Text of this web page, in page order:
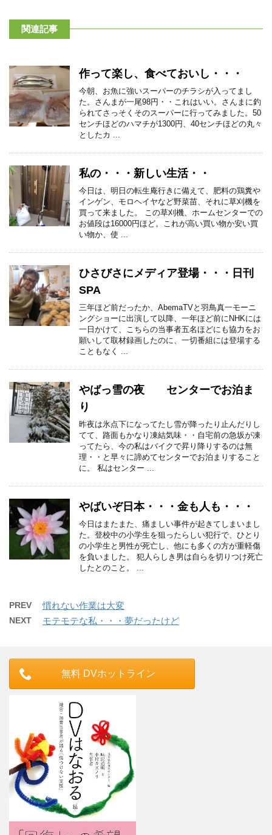
関連記事
作って楽し、食べておいし・・・
今朝、お魚に強いスーパーのチラシが入ってまし
た。さんまが一尾98円・・これはいい。さんまに釣
られてさっそくそのスーパーに行ってみました。50
センチほどのハマチが1300円、40センチほどの丸々
としたカ ...
私の・・・新しい生活・・
今日は、明日の転生庵行きに備えて、肥料の鶏糞や
インゲン、モロヘイヤなど野菜苗、それに草刈機を
買って来ました。 この草刈機、ホームセンターでの
お値段は16000円ほど。これが高い買い物か安い買
い物か、使 ...
ひさびさにメディア登場・・・日刊
SPA
三年ほど前だったか、AbemaTVと羽鳥真一モーニ
ングショーに出演して以降、一年ほど前にNHKには
一日かけて、こちらの当事者五名ほどにも協力をお
願いして取材録画したのに、一切番組には登場する
こともなく ...
やばっ雪の夜 センターでお泊ま
り
昨夜は氷点下になってたし雪が降ったり止んだりし
てて、路面もかなり凍結気味・・自宅前の急坂が凍
ってたら、今の私はバイクで昇り降りするのは無
理・・と早々に諦めてセンターでお泊まりすること
に。 私はセンター ...
やばいぞ日本・・・金も人も・・・
今日はまたまた、痛ましい事件が起きてしまいまし
た。登校中の小学生を狙ったらしい犯行で、ひとり
の小学生と男性が死亡し、他にも多くの方が重軽傷
を負いました。 犯人らしき男は自らを切りつけ死亡
したとのこと。 ...
PREV 慣れない作業は大変
NEXT モテモテな私・・・夢だったけど
無料 DVホットライン